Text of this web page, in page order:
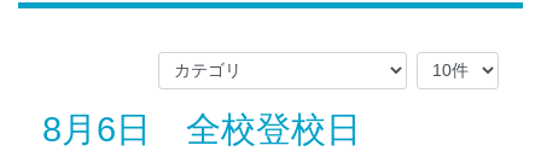
8月6日 全校登校日